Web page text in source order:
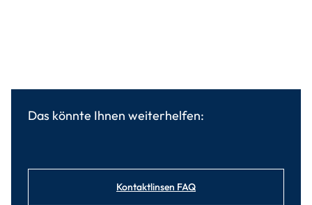
Das könnte Ihnen weiterhelfen:
Kontaktlinsen FAQ